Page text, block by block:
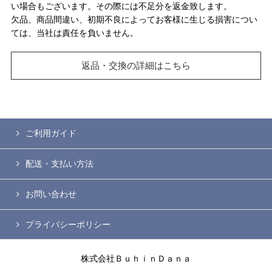
い場合もございます。その際には不足分を返金致します。
欠品、商品間違い、初期不良によってお客様に生じる損害につい
ては、当社は責任を負いません。
返品・交換の詳細はこちら
ご利用ガイド
配送・支払い方法
お問い合わせ
プライバシーポリシー
株式会社ＢｕｈｉｎＤａｎａ